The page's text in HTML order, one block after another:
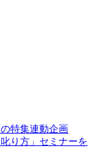
特集連動企画
り方」セミナーを